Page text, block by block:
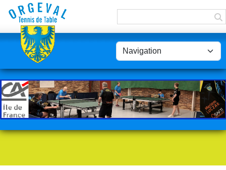
Panneau de gestion des cookies